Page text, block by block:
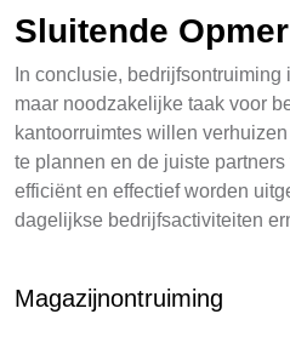
Sluitende
In conclusie,
maar noodzakelijke taak voor
kantoorruimtes willen
te plannen en de juiste
efficiënt en effectief worden
dagelijkse bedrijfsactiviteiten
Magazijnontruiming